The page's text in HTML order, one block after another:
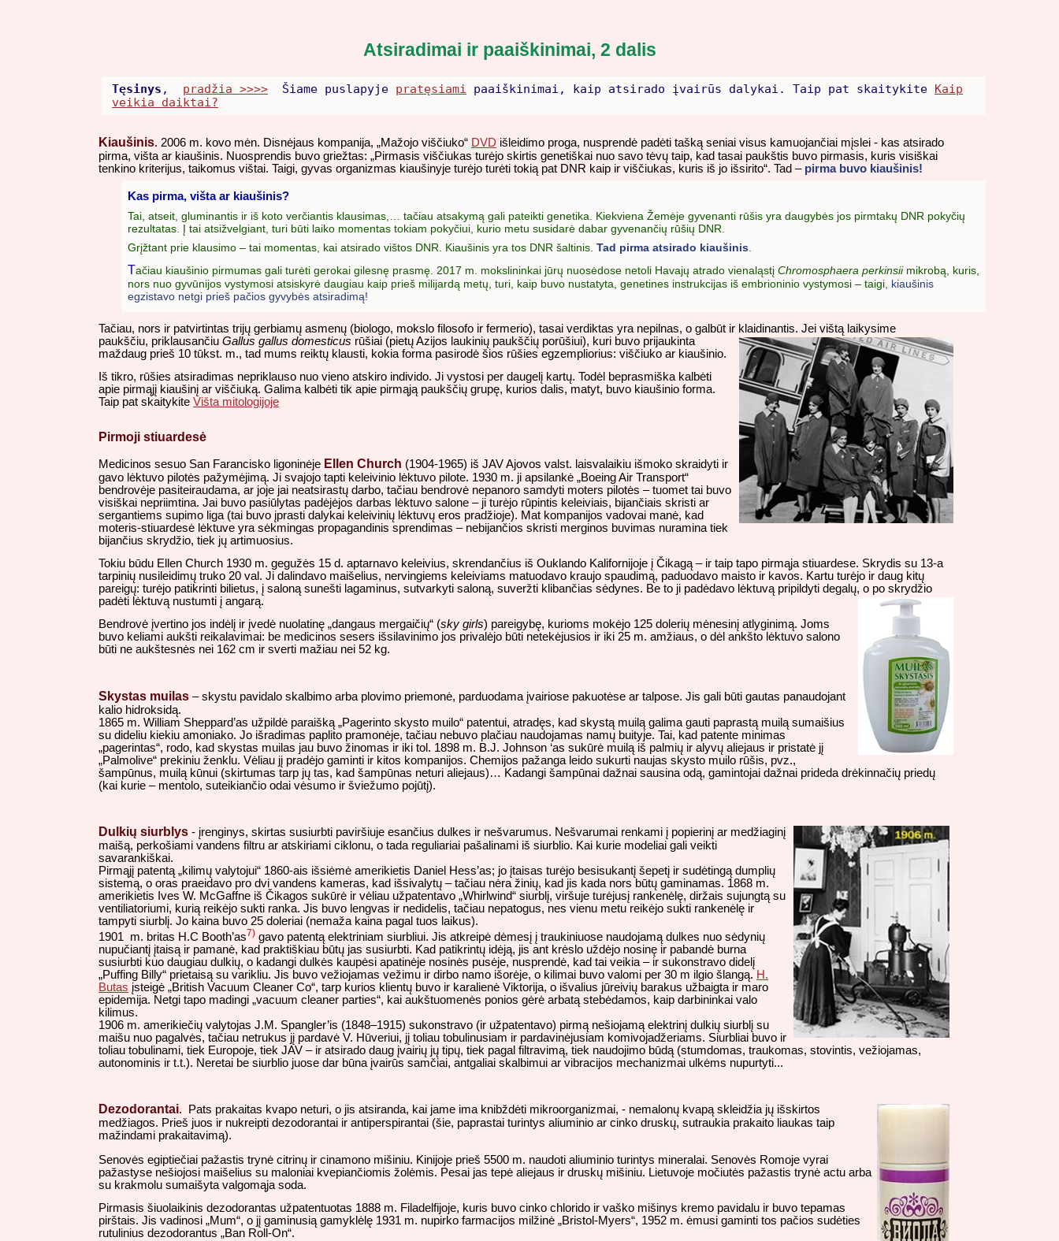
Atsiradimai ir paaiškinimai, 2 dalis
Tęsinys , pradžia >>>> Šiame puslapyje pratęsiami paaiškinimai, kaip atsirado įvairūs dalykai. Taip pat skaitykite Kaip
veikia daiktai?
Kiaušinis. 2006 m. kovo mėn. Disnėjaus kompanija, „Mažojo viščiuko“ DVD išleidimo proga, nusprendė padėti tašką seniai visus kamuojančiai mįslei - kas atsirado
pirma, višta ar kiaušinis. Nuosprendis buvo griežtas: „Pirmasis viščiukas turėjo skirtis genetiškai nuo savo tėvų taip, kad tasai paukštis buvo pirmasis, kuris visiškai
tenkino kriterijus, taikomus vištai. Taigi, gyvas organizmas kiaušinyje turėjo turėti tokią pat DNR kaip ir viščiukas, kuris iš jo išsirito“. Tad – pirma buvo kiaušinis!
Kas pirma, višta ar kiaušinis?
Tai, atseit, gluminantis ir iš koto verčiantis klausimas,… tačiau atsakymą gali pateikti genetika. Kiekviena Žemėje gyvenanti rūšis yra daugybės jos pirmtakų DNR pokyčių
rezultatas. Į tai atsižvelgiant, turi būti laiko momentas tokiam pokyčiui, kurio metu susidarė dabar gyvenančių rūšių DNR.
Grįžtant prie klausimo – tai momentas, kai atsirado vištos DNR. Kiaušinis yra tos DNR šaltinis. Tad pirma atsirado kiaušinis
Tačiau kiaušinio pirmumas gali turėti gerokai gilesnę prasmę. 2017 m. mokslininkai jūrų nuosėdose netoli Havajų atrado vienaląstį Chromosphaera perkinsiimikrobą, kuris,
nors nuo gyvūnijos vystymosi atsiskyrė daugiau kaip prieš milijardą metų, turi, kaip buvo nustatyta, genetines instrukcijas iš embrioninio vystymosi – taigi, kiaušinis
egzistavo netgi prieš pačios gyvybės atsiradimą!
Tačiau, nors ir patvirtintas trijų gerbiamų asmenų (biologo, mokslo filosofo ir fermerio), tasai verdiktas yra nepilnas, o galbūt ir klaidinantis. Jei vištą laikysime
paukščiu, priklausančiu Gallus gallus domesticus rūšiai (pietų Azijos laukinių paukščių porūšiui), kuri buvo prijaukinta
maždaug prieš 10 tūkst. m., tad mums reiktų klausti, kokia forma pasirodė šios rūšies egzempliorius: viščiuko ar kiaušinio.
Iš tikro, rūšies atsiradimas nepriklauso nuo vieno atskiro individo. Ji vystosi per daugelį kartų. Todėl beprasmiška kalbėti
apie pirmąjį kiaušinį ar viščiuką. Galima kalbėti tik apie pirmąją paukščių grupę, kurios dalis, matyt, buvo kiaušinio forma.
Taip pat skaitykite Višta mitologijoje
Pirmoji stiuardesė
Medicinos sesuo San Farancisko ligoninėje Ellen Church (1904-1965) iš JAV Ajovos valst. laisvalaikiu išmoko skraidyti ir
gavo lėktuvo pilotės pažymėjimą. Ji svajojo tapti keleivinio lėktuvo pilote. 1930 m. ji apsilankė „Boeing Air Transport“
bendrovėje pasiteiraudama, ar joje jai neatsirastų darbo, tačiau bendrovė nepanoro samdyti moters pilotės – tuomet tai buvo
visiškai nepriimtina. Jai buvo pasiūlytas padėjėjos darbas lėktuvo salone – ji turėjo rūpintis keleiviais, bijančiais skristi ar
sergantiems supimo liga (tai buvo įprasti dalykai keleivinių lėktuvų eros pradžioje). Mat kompanijos vadovai manė, kad
moteris-stiuardesė lėktuve yra sėkmingas propagandinis sprendimas – nebijančios skristi merginos buvimas nuramina tiek
bijančius skrydžio, tiek jų artimuosius.
Tokiu būdu Ellen Church 1930 m. gegužės 15 d. aptarnavo keleivius, skrendančius iš Ouklando Kalifornijoje į Čikagą – ir taip tapo pirmąja stiuardese. Skrydis su 13-a
tarpinių nusileidimų truko 20 val. Ji dalindavo maišelius, nervingiems keleiviams matuodavo kraujo spaudimą, paduodavo maisto ir kavos. Kartu turėjo ir daug kitų
pareigų: turėjo patikrinti bilietus, į saloną sunešti lagaminus, sutvarkyti saloną, suveržti klibančias sėdynes. Be to ji padėdavo lėktuvą pripildyti degalų, o po skrydžio
padėti lėktuvą nustumti į angarą.
Bendrovė įvertino jos indėlį ir įvedė nuolatinę „dangaus mergaičių“ (sky girls) pareigybę, kurioms mokėjo 125 dolerių mėnesinį atlyginimą. Joms
buvo keliami aukšti reikalavimai: be medicinos sesers išsilavinimo jos privalėjo būti netekėjusios ir iki 25 m. amžiaus, o dėl ankšto lėktuvo salono
būti ne aukštesnės nei 162 cm ir sverti mažiau nei 52 kg.
Skystas muilas – skystu pavidalo skalbimo arba plovimo priemonė, parduodama įvairiose pakuotėse ar talpose. Jis gali būti gautas panaudojant
kalio hidroksidą.
1865 m. William Sheppard’as užpildė paraišką „Pagerinto skysto muilo“ patentui, atradęs, kad skystą muilą galima gauti paprastą muilą sumaišius
su dideliu kiekiu amoniako. Jo išradimas paplito pramonėje, tačiau nebuvo plačiau naudojamas namų buityje. Tai, kad patente minimas
„pagerintas“, rodo, kad skystas muilas jau buvo žinomas ir iki tol. 1898 m. B.J. Johnson ‘as sukūrė muilą iš palmių ir alyvų aliejaus ir pristatė jį
„Palmolive“ prekiniu ženklu. Vėliau jį pradėjo gaminti ir kitos kompanijos. Chemijos pažanga leido sukurti naujas skysto muilo rūšis, pvz.,
šampūnus, muilą kūnui (skirtumas tarp jų tas, kad šampūnas neturi aliejaus)… Kadangi šampūnai dažnai sausina odą, gamintojai dažnai prideda drėkinnačių priedų
(kai kurie – mentolo, suteikiančio odai vėsumo ir šviežumo pojūtį).
Dulkių siurblys - įrenginys, skirtas susiurbti paviršiuje esančius dulkes ir nešvarumus. Nešvarumai renkami į popierinį ar medžiaginį
maišą, perkošiami vandens filtru ar atskiriami ciklonu, o tada reguliariai pašalinami iš siurblio. Kai kurie modeliai gali veikti
savarankiškai.
Pirmąjį patentą „kilimų valytojui“ 1860-ais išsiėmė amerikietis Daniel Hess’as; jo įtaisas turėjo besisukantį šepetį ir sudėtingą dumplių
sistemą, o oras praeidavo pro dvi vandens kameras, kad išsivalytų – tačiau nėra žinių, kad jis kada nors būtų gaminamas. 1868 m.
amerikietis Ives W. McGaffne iš Čikagos sukūrė ir vėliau užpatentavo „Whirlwind“ siurblį, viršuje turėjusį rankenėlę, diržais sujungtą su
ventiliatoriumi, kurią reikėjo sukti ranka. Jis buvo lengvas ir nedidelis, tačiau nepatogus, nes vienu metu reikėjo sukti rankenėlę ir
tampyti siurblį. Jo kaina buvo 25 doleriai (nemaža kaina pagal tuos laikus).
1901 m. britas H.C Booth’as7) gavo patentą elektriniam siurbliui. Jis atkreipė dėmesį į traukiniuose naudojamą dulkes nuo sėdynių
nupučiantį įtaisą ir pamanė, kad praktiškiau būtų jas susiurbti. Kad patikrintų idėją, jis ant krėslo uždėjo nosinę ir pabandė burna
susiurbti kuo daugiau dulkių, o kadangi dulkės kaupėsi apatinėje nosinės pusėje, nusprendė, kad tai veikia – ir sukonstravo didelį
„Puffing Billy“ prietaisą su varikliu. Jis buvo vežiojamas vežimu ir dirbo namo išorėje, o kilimai buvo valomi per 30 m ilgio šlangą. H.
Butas įsteigė „British Vacuum Cleaner Co“, tarp kurios klientų buvo ir karalienė Viktorija, o išvalius jūreivių barakus užbaigta ir maro
epidemija. Netgi tapo madingi „vacuum cleaner parties“, kai aukštuomenės ponios gėrė arbatą stebėdamos, kaip darbininkai valo
kilimus.
1906 m. amerikiečių valytojas J.M. Spangler’is (1848–1915) sukonstravo (ir užpatentavo) pirmą nešiojamą elektrinį dulkių siurblį su
maišu nuo pagalvės, tačiau netrukus jį pardavė V. Hūveriui, jį toliau tobulinusiam ir pardavinėjusiam komivojadžeriams. Siurbliai buvo ir
toliau tobulinami, tiek Europoje, tiek JAV – ir atsirado daug įvairių jų tipų, tiek pagal filtravimą, tiek naudojimo būdą (stumdomas, traukomas, stovintis, vežiojamas,
autonominis ir t.t.). Neretai be siurblio juose dar būna įvairūs samčiai, antgaliai skalbimui ar vibracijos mechanizmai ulkėms nupurtyti...
Dezodorantai. Pats prakaitas kvapo neturi, o jis atsiranda, kai jame ima knibždėti mikroorganizmai, - nemalonų kvapą skleidžia jų išskirtos
medžiagos. Prieš juos ir nukreipti dezodorantai ir antiperspirantai (šie, paprastai turintys aliuminio ar cinko druskų, sutraukia prakaito liaukas taip
mažindami prakaitavimą).
Senovės egiptiečiai pažastis trynė citrinų ir cinamono mišiniu. Kinijoje prieš 5500 m. naudoti aliuminio turintys mineralai. Senovės Romoje vyrai
pažastyse nešiojosi maišelius su maloniai kvepiančiomis žolėmis. Pesai jas tepė aliejaus ir druskų mišiniu. Lietuvoje močiutės pažastis trynė actu arba
su krakmolu sumaišyta valgomąja soda.
Pirmasis šiuolaikinis dezodorantas užpatentuotas 1888 m. Filadelfijoje, kuris buvo cinko chlorido ir vaško mišinys kremo pavidalu ir buvo tepamas
pirštais. Jis vadinosi „Mum“, o jį gaminusią gamyklėlę 1931 m. nupirko farmacijos milžinė „Bristol-Myers“, 1952 m. ėmusi gaminti tos pačios sudėties
rutulinius dezodorantus „Ban Roll-On“.